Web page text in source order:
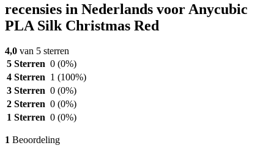
recensies in Nederlands voor Anycubic
PLA Silk Christmas Red
4,0 van 5 sterren
5 Sterren 0 (0%)
4 Sterren 1 (100%)
3 Sterren 0 (0%)
2 Sterren 0 (0%)
1 Sterren 0 (0%)
1 Beoordeling